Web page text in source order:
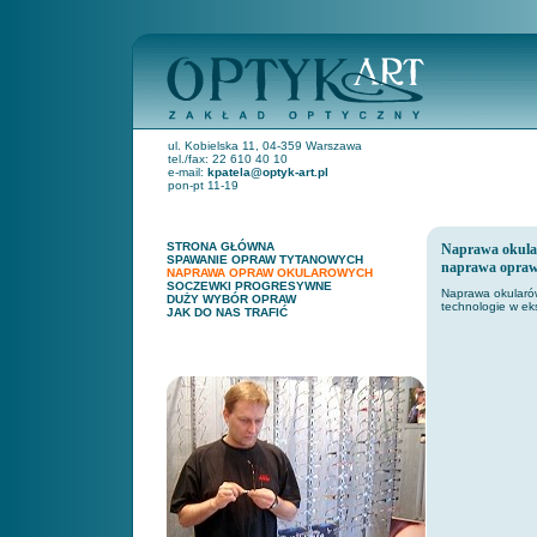
ul. Kobielska 11, 04-359 Warszawa
tel./fax: 22 610 40 10
e-mail: kpatela@optyk-art.pl
pon-pt 11-19
STRONA GŁÓWNA
SPAWANIE OPRAW TYTANOWYCH
NAPRAWA OPRAW OKULAROWYCH
SOCZEWKI PROGRESYWNE
DUŻY WYBÓR OPRAW
JAK DO NAS TRAFIĆ
Naprawa
naprawa
Naprawa
technologie w